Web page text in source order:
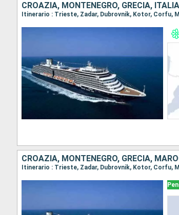
CROAZIA, MONTENEGRO, GRECIA,
Itinerario : Trieste, Zadar, Dubrovnik, Kotor, Corfu,
CROAZIA, MONTENEGRO, GRECIA,